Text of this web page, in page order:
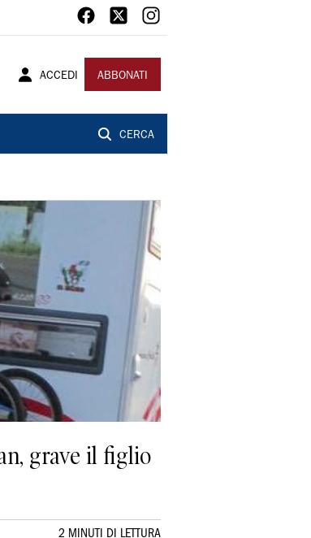
ACCEDI ABBONATI
CERCA
grave il figlio
2 MINUTI DI LETTURA